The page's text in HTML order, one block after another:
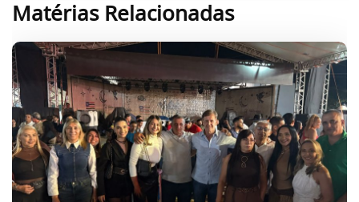
Matérias Relacionadas